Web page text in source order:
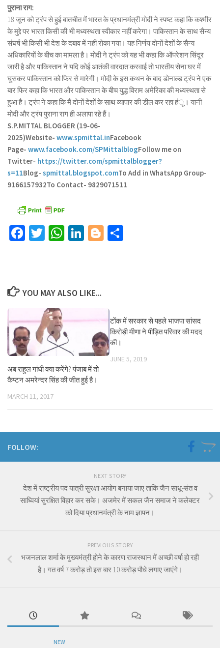
पुराना राग:
18 जून को ट्रंप से हुई बातचीत में भारत के प्रधानमंत्री मोदी ने स्पष्ट कहा कि कश्मीर
के मुद्दे पर भारत किसी की भी मध्यस्थता स्वीकार नहीं करेगा। पाकिस्तान के साथ सैन्य
संघर्ष भी किसी भी देश के दबाव में नहीं रोका गया। यह निर्णय दोनों देशों के सैन्य
अधिकारियों के बीच का मामला है। मोदी ने ट्रंप को यह भी कहा कि ऑपरेशन सिंदूर
जारी है और पाकिस्तान ने यदि कोई आतंकी वारदात करवाई तो भारतीय सेना घर में
घुसकर पाकिस्तान को फिर से मारेगी। मोदी के इस कथन के बाद डोनाल्ड ट्रंप ने एक
बार फिर कहा कि भारत और पाकिस्तान के बीच युद्ध विराम अमेरिका की मध्यस्थता से
हुआ है। ट्रंप ने कहा कि मैं दोनों देशों के साथ व्यापार की डील कर रहा हंू। यानी
मोदी और ट्रंप पुराना राग ही अलापा रहे हैं।
S.P.MITTAL BLOGGER (19-06-
2025)Website- www.spmittal.inFacebook
Page- www.facebook.com/SPMittalblogFollow me on
Twitter- https://twitter.com/spmittalblogger?
s=11Blog- spmittal.blogspot.comTo Add in WhatsApp Group-
9166157932To Contact- 9829071511
Facebook
TwitterWhatsApp
LinkedIn
Blogger
YOU MAY ALSO LIKE...
अब राहुल गांधी क्या करेंगे? पंजाब में तो
कैप्टन अमरेन्दर सिंह की जीत हुई है।
MARCH 11, 2017
टोंक में सरकार से पहले भाजपा सांसद
किरोड़ी मीणा ने पीड़ित परिवार की मदद
की।
JUNE 5, 2019
FOLLOW:
NEXT STORY
देश में राष्ट्रीय पद यात्री सुरक्षा आयोग बनाया जाए ताकि जैन साधू-संत व
साध्वियां सुरक्षित विहार कर सके। अजमेर में सकल जैन समाज ने कलेक्टर
को दिया प्रधान‌मंत्री के नाम ज्ञापन।
PREVIOUS STORY
भजनलाल शर्मा के मुख्यमंत्री होने के कारण राजस्थान में अच्छी वर्षा हो रही
है। गत वर्ष 7 करोड़ तो इस बार 10 करोड़ पौधे लगाए जाएंगे।
NEW